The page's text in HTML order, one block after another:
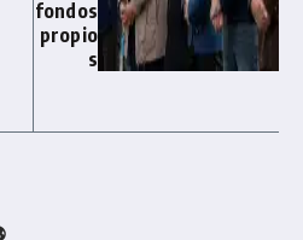
fondos
propio
s